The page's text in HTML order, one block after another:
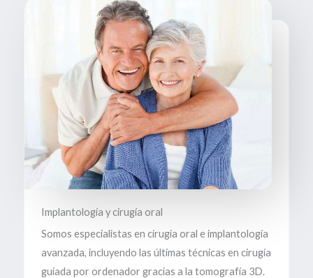
Implantología y cirugía oral
Somos especialistas en cirugía oral e implantología
avanzada, incluyendo las últimas técnicas en cirugía
guiada por ordenador gracias a la tomografía 3D.